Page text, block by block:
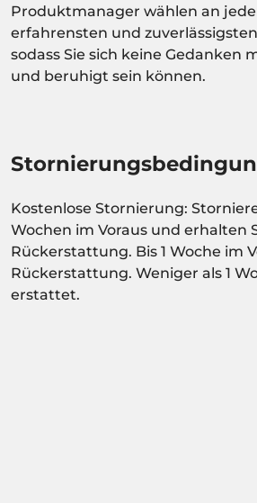
Produktmanager wählen an
erfahrensten und
sodass Sie sich keine Gedanken
und beruhigt sein können.
Kostenlose Stornierung:
Wochen im Voraus und erhalten
Rückerstattung. Bis 1 Woche im
Rückerstattung. Weniger als 1
erstattet.